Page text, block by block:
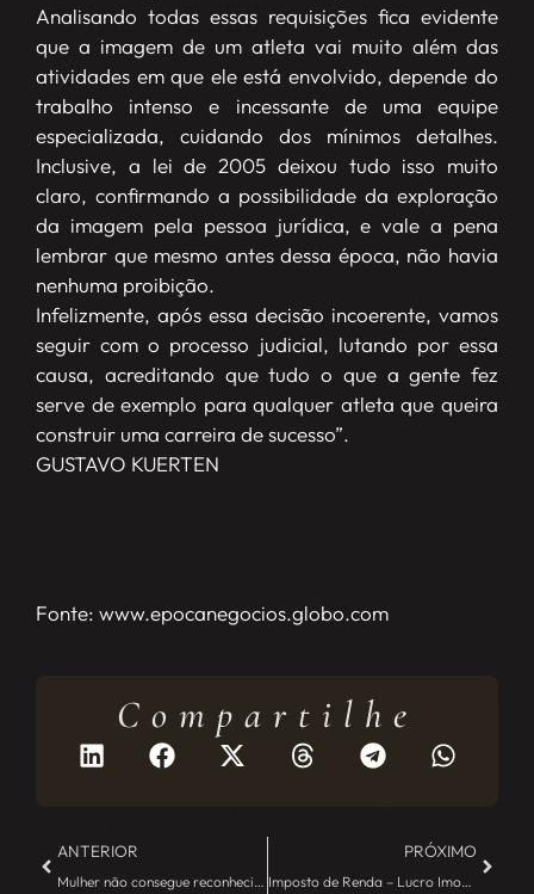
Analisando todas essas requisições fica evidente
que a imagem de um atleta vai muito além das
atividades em que ele está envolvido, depende do
trabalho intenso e incessante de uma equipe
especializada, cuidando dos mínimos detalhes.
Inclusive, a lei de 2005 deixou tudo isso muito
claro, confirmando a possibilidade da exploração
da imagem pela pessoa jurídica, e vale a pena
lembrar que mesmo antes dessa época, não havia
nenhuma proibição.
Infelizmente, após essa decisão incoerente, vamos
seguir com o processo judicial, lutando por essa
causa, acreditando que tudo o que a gente fez
serve de exemplo para qualquer atleta que queira
construir uma carreira de sucesso”.
GUSTAVO KUERTEN
Fonte: www.epocanegocios.globo.com
Compartilhe
ANTERIOR
Mulher não consegue reconhecimento de vínculo com ex-marido – JE Camargo
PRÓXIMO
Imposto de Renda – Lucro Imobiliário